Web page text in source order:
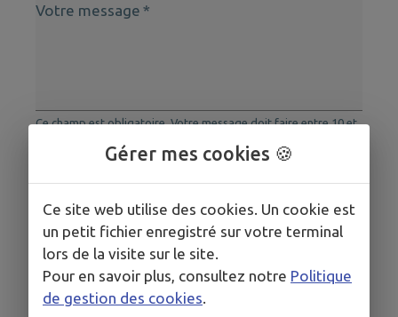
Votre message *
Ce champ est obligatoire. Votre message doit faire entre 10 et
Exemple d'adresse mail valide: nom@exemple.org
Les données saisies dans ce formulaire seront
transmises à la collectivité en charge du traitement
de votre message. Pour en savoir plus sur la gestion
de vos données personnelles et pour excercer vos
Gérer mes cookies 🍪
Ce site web utilise des cookies. Un cookie est
un petit fichier enregistré sur votre terminal
lors de la visite sur le site.
Pour en savoir plus, consultez notre Politique
de gestion des cookies.